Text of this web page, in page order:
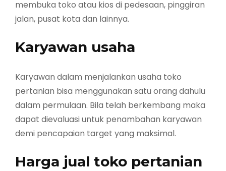
membuka toko atau kios di pedesaan, pinggiran
jalan, pusat kota dan lainnya.
Karyawan usaha
Karyawan dalam menjalankan usaha toko
pertanian bisa menggunakan satu orang dahulu
dalam permulaan. Bila telah berkembang maka
dapat dievaluasi untuk penambahan karyawan
demi pencapaian target yang maksimal.
Harga jual toko pertanian